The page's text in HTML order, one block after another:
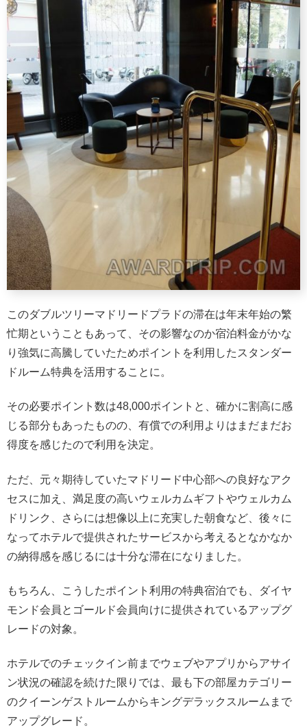
このダブルツリーマドリードプラドの滞在は年末年始の繁
忙期ということもあって、その影響なのか宿泊料金がかな
り強気に高騰していたためポイントを利用したスタンダー
ドルーム特典を活用することに。
その必要ポイント数は48,000ポイントと、確かに割高に感
じる部分もあったものの、有償での利用よりはまだまだお
得度を感じたので利用を決定。
ただ、元々期待していたマドリード中心部への良好なアク
セスに加え、満足度の高いウェルカムギフトやウェルカム
ドリンク、さらには想像以上に充実した朝食など、後々に
なってホテルで提供されたサービスから考えるとなかなか
の納得感を感じるには十分な滞在になりました。
もちろん、こうしたポイント利用の特典宿泊でも、ダイヤ
モンド会員とゴールド会員向けに提供されているアップグ
レードの対象。
ホテルでのチェックイン前までウェブやアプリからアサイ
ン状況の確認を続けた限りでは、最も下の部屋カテゴリー
のクイーンゲストルームからキングデラックスルームまで
アップグレード。